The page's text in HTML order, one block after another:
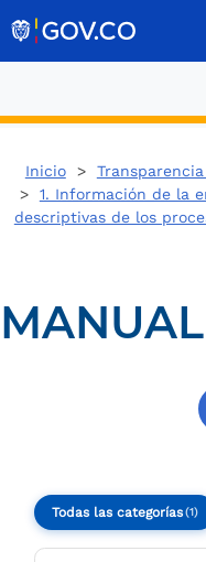
Inicio>
> 1. Información de la
descriptivas de los
Todas las categorías(1)